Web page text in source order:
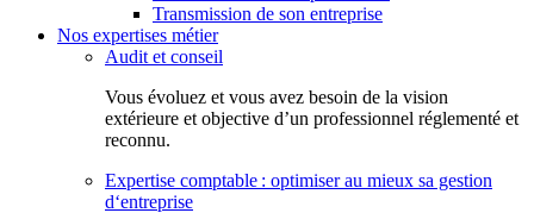
Transmission de son entreprise
Nos expertises métier
Audit et conseil
Vous évoluez et vous avez besoin de la vision
extérieure et objective d’un professionnel réglementé et
reconnu.
Expertise comptable : optimiser au mieux sa gestion
d‘entreprise